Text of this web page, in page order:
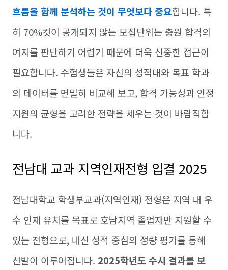
흐름을 함께 분석하는 것이 무엇보다 중요합니다. 특
히 70%컷이 공개되지 않는 모집단위는 충원 합격의
여지를 판단하기 어렵기 때문에 더욱 신중한 접근이
필요합니다. 수험생들은 자신의 성적대와 목표 학과
의 데이터를 면밀히 비교해 보고, 합격 가능성과 안정
지원의 균형을 고려한 전략을 세우는 것이 바람직합
니다.
전남대 교과 지역인재전형 입결 2025
전남대학교 학생부교과(지역인재) 전형은 지역 내 우
수 인재 유치를 목표로 호남지역 졸업자만 지원할 수
있는 전형으로, 내신 성적 중심의 정량 평가를 통해
선발이 이루어집니다. 2025학년도 수시 결과를 보